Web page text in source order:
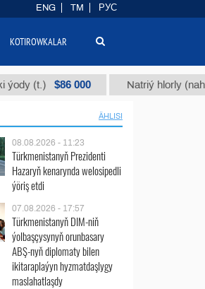
$86 000 Natriý hlorly (nahar
ÄHLISI
08.08.2026 - 11:23
Türkmenistanyň Prezidenti
Hazaryň kenarynda welosipedli
ýöriş etdi
07.08.2026 - 17:57
Türkmenistanyň DIM-niň
ýolbaşçysynyň orunbasary
ABŞ-nyň diplomaty bilen
ikitaraplaýyn hyzmatdaşlygy
maslahatlaşdy
ENG TM РУС
KOTIROWKALAR